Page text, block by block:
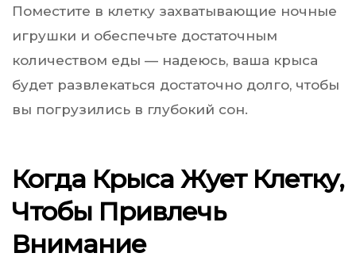
Поместите в клетку захватывающие ночные
игрушки и обеспечьте достаточным
количеством еды — надеюсь, ваша крыса
будет развлекаться достаточно долго, чтобы
вы погрузились в глубокий сон.
Когда Крыса Жует Клетку,
Чтобы Привлечь
Внимание